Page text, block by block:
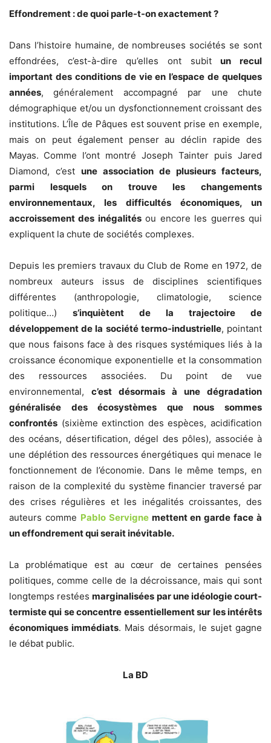
Effondrement : de quoi parle-t-on exactement ?
Dans l’histoire humaine, de nombreuses sociétés se sont
effondrées, c’est-à-dire qu’elles ont subitun recul
important des conditions de vie en l’espace de quelques
années, généralement accompagné par une chute
démographique et/ou un dysfonctionnement croissant des
institutions. L’Île de Pâques est souvent prise en exemple,
mais on peut également penser au déclin rapide des
Mayas. Comme l’ont montré Joseph Tainter puis Jared
Diamond, c’est une association de plusieurs facteurs,
parmi lesquels on trouve les changements
environnementaux, les difficultés économiques, un
accroissement des inégalitésou encore les guerres qui
expliquent la chute de sociétés complexes.
Depuis les premiers travaux du Club de Rome en 1972, de
nombreux auteurs issus de disciplines scientifiques
différentes (anthropologie, climatologie, science
politique…) s’inquiètent de la trajectoire de
développement de la société termo-industrielle, pointant
que nous faisons face à des risques systémiques liés à la
croissance économique exponentielle et la consommation
des ressources associées. Du point de vue
environnemental, c’est désormais à une dégradation
généralisée des écosystèmes que nous sommes
confrontés (sixième extinction des espèces, acidification
des océans, désertification, dégel des pôles), associée à
une déplétion des ressources énergétiques qui menace le
fonctionnement de l’économie. Dans le même temps, en
raison de la complexité du système financier traversé par
des crises régulières et les inégalités croissantes, des
auteurs comme Pablo Servignemettent en garde face à
un effondrement qui serait inévitable.
La problématique est au cœur de certaines pensées
politiques, comme celle de la décroissance, mais qui sont
longtemps restéesmarginalisées par une idéologie court-
termiste qui se concentre essentiellement sur les intérêts
économiques immédiats. Mais désormais, le sujet gagne
le débat public.
La BD